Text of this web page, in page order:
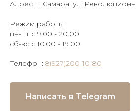
Адрес: г. Самара, ул.
Режим работы:
пн-пт с 9:00 - 20:00
сб-вс с 10:00 - 19:00
Телефон: 8(927)200-10-80
Написать в Telegram